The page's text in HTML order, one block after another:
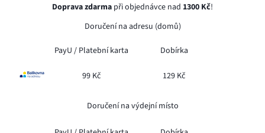
Doprava zdarma při objednávce nad 1300 Kč!
Doručení na adresu (domů)
PayU / Platební karta Dobírka
99 Kč 129 Kč
Doručení na výdejní místo